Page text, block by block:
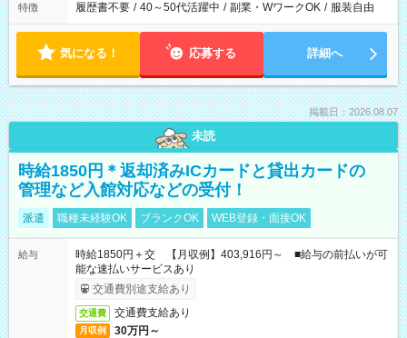
特徴 履歴書不要 / 40～50代活躍中 / 副業・WワークOK / 服装自由
気になる！ 応募する 詳細へ
掲載日：2026.08.07
未読
時給1850円＊返却済みICカードと貸出カードの
管理など入館対応などの受付！
派遣 職種未経験OK ブランクOK WEB登録・面接OK
給与
時給1850円＋交 【月収例】403,916円～ ■給与の前払いが可
能な速払いサービスあり
交通費別途支給あり
交通費 交通費支給あり
月収例 30万円～